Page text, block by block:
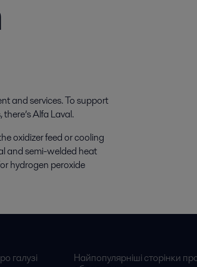
and services. To support
Alfa Laval.
oxidizer feed or cooling
and semi-welded heat
hydrogen peroxide
галузі
Найпопулярніші сторінки